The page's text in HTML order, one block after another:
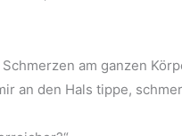
am ganzen
an den Hals tippe,